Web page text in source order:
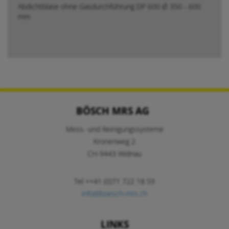
Abdichtblase ohne Gasdurchführung DP 600 Ø 350 - 600
BÖSCH MRS AG
Mess- und Reinigungssysteme
Kronenweg 2
CH-9443 Widnau
Tel ++41 (0)71 722 18 59
info@boesch-mrs.ch
LINKS